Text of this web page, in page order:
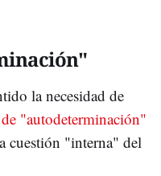
la necesidad de
"autodeterminación"
"interna" del